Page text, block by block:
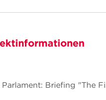
Parlament: Briefing "The